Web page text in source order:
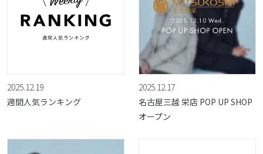
2025.12.19
週間人気ランキング
2025.12.17
名古屋三越 栄店 POP UP SHOP
オープン